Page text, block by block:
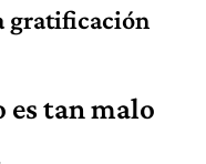
gratificación
es tan malo